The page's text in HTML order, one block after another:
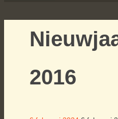
2016